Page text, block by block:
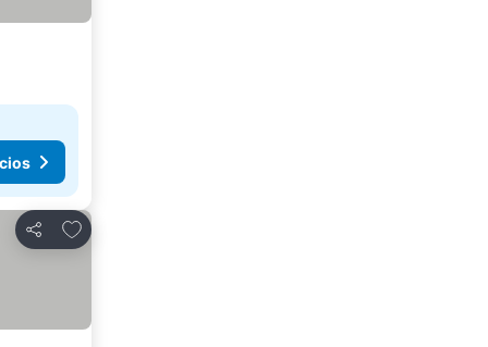
Compartir
Agregar a favoritos